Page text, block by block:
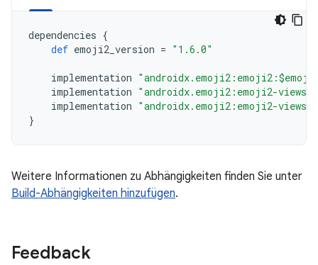
dependencies {
def emoji2_version = "1.6.0"
implementation
implementation "androidx.emoji2:emoji2-
implementation "androidx.emoji2:emoji2-views-
}
Weitere Informationen zu Abhängigkeiten finden Sie unter
Build-Abhängigkeiten hinzufügen.
Feedback